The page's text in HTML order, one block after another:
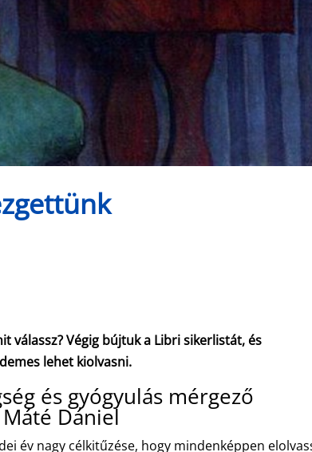
válassz? Végig bújtuk a Libri sikerlistát, és
lehet kiolvasni.
és gyógyulás mérgező
Dániel
év nagy célkitűzése, hogy mindenképpen